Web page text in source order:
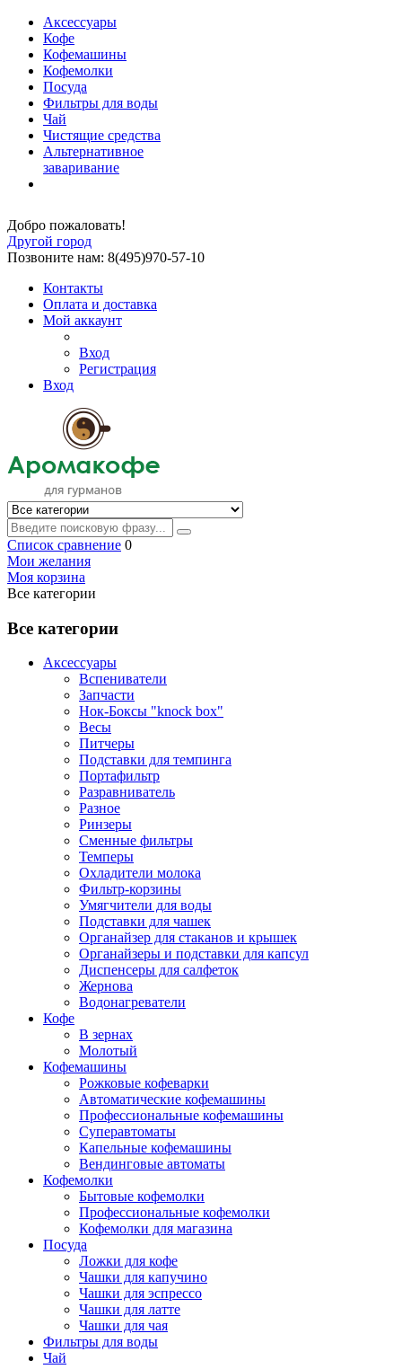
Аксессуары
Кофе
Кофемашины
Кофемолки
Посуда
Фильтры для воды
Чай
Чистящие средства
Альтернативное
заваривание
Добро пожаловать!
Другой город
Позвоните нам: 8(495)970-57-10
Контакты
Оплата и доставка
Мой аккаунт
Вход
Регистрация
Вход
Список сравнение 0
Мои желания
Моя корзина
Все категории
Все категории
Аксессуары
Вспениватели
Запчасти
Нок-Боксы "knock box"
Весы
Питчеры
Подставки для темпинга
Портафильтр
Разравниватель
Разное
Ринзеры
Сменные фильтры
Темперы
Охладители молока
Фильтр-корзины
Умягчители для воды
Подставки для чашек
Органайзер для стаканов и крышек
Органайзеры и подставки для капсул
Диспенсеры для салфеток
Жернова
Водонагреватели
Кофе
В зернах
Молотый
Кофемашины
Рожковые кофеварки
Автоматические кофемашины
Профессиональные кофемашины
Суперавтоматы
Капельные кофемашины
Вендинговые автоматы
Кофемолки
Бытовые кофемолки
Профессиональные кофемолки
Кофемолки для магазина
Посуда
Ложки для кофе
Чашки для капучино
Чашки для эспрессо
Чашки для латте
Чашки для чая
Фильтры для воды
Чай